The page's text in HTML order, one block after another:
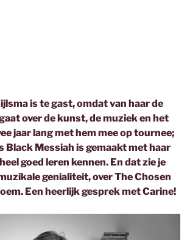
is te gast, omdat van haar de
over de kunst, de muziek en het
jaar lang met hem mee op tournee;
Black Messiah is gemaakt met haar
goed leren kennen. En dat zie je
genialiteit, over The Chosen
Een heerlijk gesprek met Carine!